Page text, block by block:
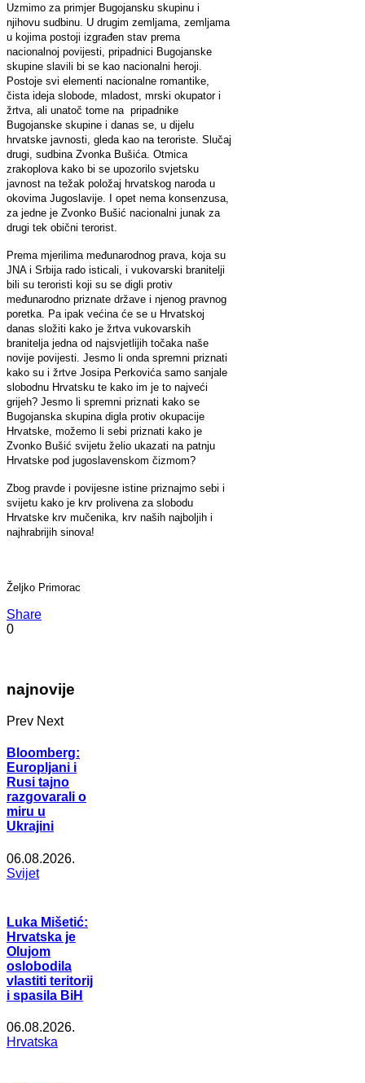
Uzmimo za primjer Bugojansku skupinu i
njihovu sudbinu. U drugim zemljama, zemljama
u kojima postoji izgrađen stav prema
nacionalnoj povijesti, pripadnici Bugojanske
skupine slavili bi se kao nacionalni heroji.
Postoje svi elementi nacionalne romantike,
čista ideja slobode, mladost, mrski okupator i
žrtva, ali unatoč tome na pripadnike
Bugojanske skupine i danas se, u dijelu
hrvatske javnosti, gleda kao na teroriste. Slučaj
drugi, sudbina Zvonka Bušića. Otmica
zrakoplova kako bi se upozorilo svjetsku
javnost na težak položaj hrvatskog naroda u
okovima Jugoslavije. I opet nema konsenzusa,
za jedne je Zvonko Bušić nacionalni junak za
drugi tek obični terorist.
Prema mjerilima međunarodnog prava, koja su
JNA i Srbija rado isticali, i vukovarski branitelji
bili su teroristi koji su se digli protiv
međunarodno priznate države i njenog pravnog
poretka. Pa ipak većina će se u Hrvatskoj
danas složiti kako je žrtva vukovarskih
branitelja jedna od najsvjetlijih točaka naše
novije povijesti. Jesmo li onda spremni priznati
kako su i žrtve Josipa Perkovića samo sanjale
slobodnu Hrvatsku te kako im je to najveći
grijeh? Jesmo li spremni priznati kako se
Bugojanska skupina digla protiv okupacije
Hrvatske, možemo li sebi priznati kako je
Zvonko Bušić svijetu želio ukazati na patnju
Hrvatske pod jugoslavenskom čizmom?
Zbog pravde i povijesne istine priznajmo sebi i
svijetu kako je krv prolivena za slobodu
Hrvatske krv mučenika, krv naših najboljih i
najhrabrijih sinova!
Željko Primorac
Share
0
najnovije
Prev Next
Bloomberg:
Europljani i
Rusi tajno
razgovarali o
miru u
Ukrajini
06.08.2026.
Svijet
Luka Mišetić:
Hrvatska je
Olujom
oslobodila
vlastiti teritorij
i spasila BiH
06.08.2026.
Hrvatska